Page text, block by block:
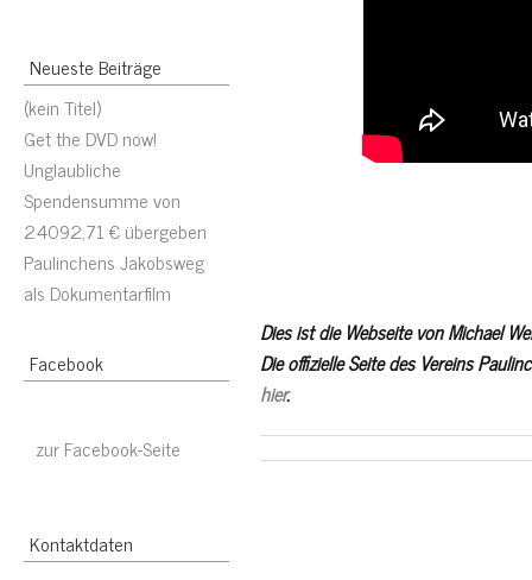
Neueste Beiträge
(kein Titel)
Get the DVD now!
Unglaubliche
Spendensumme von
24092,71 € übergeben
Paulinchens Jakobsweg
als Dokumentarfilm
Facebook
zur Facebook-Seite
Kontaktdaten
Dies ist die Webseite von Michael
Die offizielle Seite des Vereins
hier.